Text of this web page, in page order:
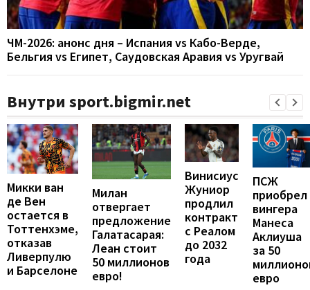
ЧМ-2026: анонс дня – Испания vs Кабо-Верде,
Бельгия vs Египет, Саудовская Аравия vs Уругвай
Внутри sport.bigmir.net
Микки ван
де Вен
остается в
Тоттенхэме,
отказав
Ливерпулю
и Барселоне
Милан
отвергает
предложение
Галатасарая:
Леан стоит
50 миллионов
евро!
Винисиус
Жуниор
продлил
контракт
с Реалом
до 2032
года
ПСЖ
приобрел
вингера
Манеса
Аклиуша
за 50
евро